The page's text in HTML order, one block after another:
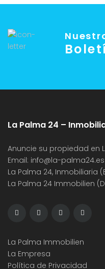
La Palma 24 –
Anuncie su propiedad en
Email: info@la-palma24.es
La Palma 24, Inmobiliaria
La Palma 24 Immobilien
La Palma Immobilien
La Empresa
Política de Privacidad